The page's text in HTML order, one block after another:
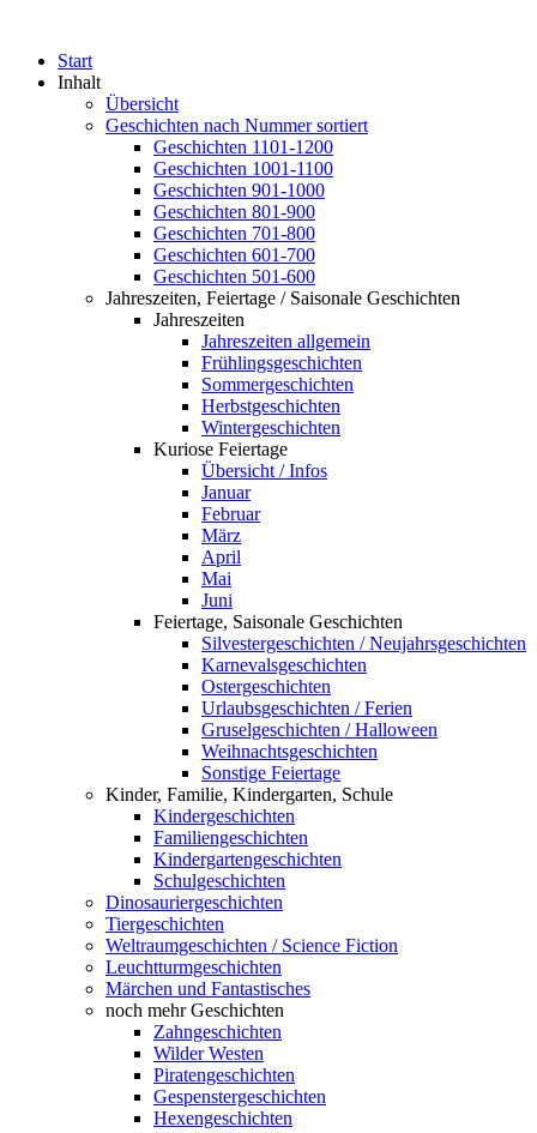
Start
Inhalt
Übersicht
Geschichten nach Nummer sortiert
Geschichten 1101-1200
Geschichten 1001-1100
Geschichten 901-1000
Geschichten 801-900
Geschichten 701-800
Geschichten 601-700
Geschichten 501-600
Jahreszeiten, Feiertage / Saisonale Geschichten
Jahreszeiten
Jahreszeiten allgemein
Frühlingsgeschichten
Sommergeschichten
Herbstgeschichten
Wintergeschichten
Kuriose Feiertage
Übersicht / Infos
Januar
Februar
März
April
Mai
Juni
Feiertage, Saisonale Geschichten
Silvestergeschichten / Neujahrsgeschichten
Karnevalsgeschichten
Ostergeschichten
Urlaubsgeschichten / Ferien
Gruselgeschichten / Halloween
Weihnachtsgeschichten
Sonstige Feiertage
Kinder, Familie, Kindergarten, Schule
Kindergeschichten
Familiengeschichten
Kindergartengeschichten
Schulgeschichten
Dinosauriergeschichten
Tiergeschichten
Weltraumgeschichten / Science Fiction
Leuchtturmgeschichten
Märchen und Fantastisches
noch mehr Geschichten
Zahngeschichten
Wilder Westen
Piratengeschichten
Gespenstergeschichten
Hexengeschichten